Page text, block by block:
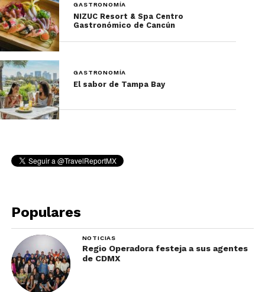
GASTRONOMÍA
NIZUC Resort & Spa Centro
Gastronómico de Cancún
GASTRONOMÍA
El sabor de Tampa Bay
Populares
NOTICIAS
Regio Operadora festeja a sus agentes
de CDMX